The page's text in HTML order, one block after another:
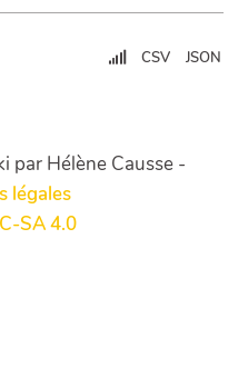
CSV JSON
par Hélène Causse -
légales
SA 4.0